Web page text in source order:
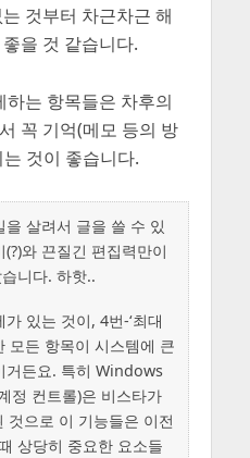
것부터 차근차근 해
을 것 같습니다.
하는 항목들은 차후의
꼭 기억(메모 등의 방
것이 좋습니다.
살려서 글을 쓸 수 있
와 끈질긴 편집력만이
니다. 하핫..
있는 것이, 4번-‘최대
모든 항목이 시스템에 큰
거든요. 특히 Windows
정 컨트롤)은 비스타가
것으로 이 기능들은 이전
상당히 중요한 요소들